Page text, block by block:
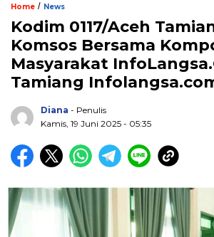
Home / News
Kodim 0117/Aceh
Komsos Bersama
Masyarakat
Tamiang
Diana - Penulis
Kamis, 19 Juni 2025 - 05:35